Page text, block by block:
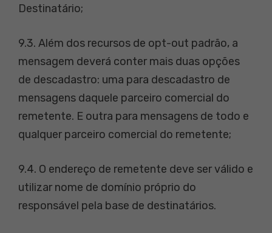
Destinatário;
9.3. Além dos recursos de opt-out padrão, a
mensagem deverá conter mais duas opções
de descadastro: uma para descadastro de
mensagens daquele parceiro comercial do
remetente. E outra para mensagens de todo e
qualquer parceiro comercial do remetente;
9.4. O endereço de remetente deve ser válido e
utilizar nome de domínio próprio do
responsável pela base de destinatários.